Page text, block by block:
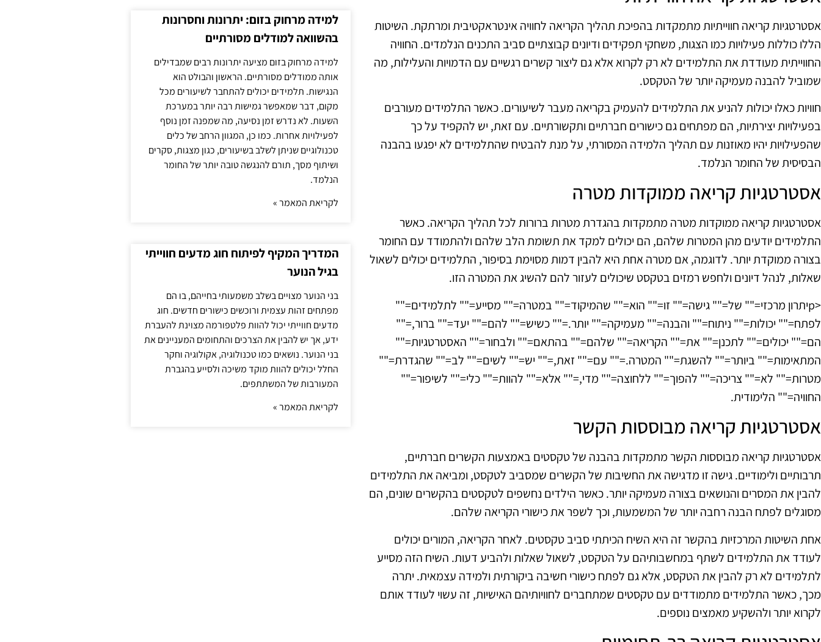
אסטרטגיות קריאה חווייתיות מתמקדות בהפיכת תהליך הקריאה לחוויה אינטראקטיבית ומרתקת. השיטות
הללו כוללות פעילויות כמו הצגות, משחקי תפקידים ודיונים קבוצתיים סביב התכנים הנלמדים. החוויה
החווייתית מעודדת את התלמידים לא רק לקרוא אלא גם ליצור קשרים רגשיים עם הדמויות והעלילות, מה
שמוביל להבנה מעמיקה יותר של הטקסט.
חוויות כאלו יכולות להניע את התלמידים להעמיק בקריאה מעבר לשיעורים. כאשר התלמידים מעורבים
בפעילויות יצירתיות, הם מפתחים גם כישורים חברתיים ותקשורתיים. עם זאת, יש להקפיד על כך
שהפעילויות יהיו מאוזנות עם תהליך הלמידה המסורתי, על מנת להבטיח שהתלמידים לא יפגעו בהבנה
הבסיסית של החומר הנלמד.
אסטרטגיות קריאה ממוקדות מטרה
אסטרטגיות קריאה ממוקדות מטרה מתמקדות בהגדרת מטרות ברורות לכל תהליך הקריאה. כאשר
התלמידים יודעים מהן המטרות שלהם, הם יכולים למקד את תשומת הלב שלהם ולהתמודד עם החומר
בצורה ממוקדת יותר. לדוגמה, אם מטרה אחת היא להבין דמות מסוימת בסיפור, התלמידים יכולים לשאול
שאלות, לנהל דיונים ולחפש רמזים בטקסט שיכולים לעזור להם להשיג את המטרה הזו.
<pיתרון מרכזי="" של="" גישה="" זו="" הוא="" שהמיקוד="" במטרה="" מסייע="" לתלמידים=""
לפתח="" יכולות="" ניתוח="" והבנה="" מעמיקה="" יותר.="" כשיש="" להם="" יעד="" ברור,=""
הם="" יכולים="" לתכנן="" את="" הקריאה="" שלהם="" בהתאם="" ולבחור="" האסטרטגיות=""
המתאימות="" ביותר="" להשגת="" המטרה.="" עם="" זאת,="" יש="" לשים="" לב="" שהגדרת=""
מטרות="" לא="" צריכה="" להפוך="" ללחוצה="" מדי,="" אלא="" להוות="" כלי="" לשיפור=""
החוויה="" הלימודית.
אסטרטגיות קריאה מבוססות הקשר
אסטרטגיות קריאה מבוססות הקשר מתמקדות בהבנה של טקסטים באמצעות הקשרים חברתיים,
תרבותיים ולימודיים. גישה זו מדגישה את החשיבות של הקשרים שמסביב לטקסט, ומביאה את התלמידים
להבין את המסרים והנושאים בצורה מעמיקה יותר. כאשר הילדים נחשפים לטקסטים בהקשרים שונים, הם
מסוגלים לפתח הבנה רחבה יותר של המשמעות, וכך לשפר את כישורי הקריאה שלהם.
אחת השיטות המרכזיות בהקשר זה היא השיח הכיתתי סביב טקסטים. לאחר הקריאה, המורים יכולים
לעודד את התלמידים לשתף במחשבותיהם על הטקסט, לשאול שאלות ולהביע דעות. השיח הזה מסייע
לתלמידים לא רק להבין את הטקסט, אלא גם לפתח כישורי חשיבה ביקורתית ולמידה עצמאית. יתרה
מכך, כאשר התלמידים מתמודדים עם טקסטים שמתחברים לחוויותיהם האישיות, זה עשוי לעודד אותם
לקרוא יותר ולהשקיע מאמצים נוספים.
למידה מרחוק בזום: יתרונות וחסרונות
בהשוואה למודלים מסורתיים
למידה מרחוק בזום מציעה יתרונות רבים שמבדילים
אותה ממודלים מסורתיים. הראשון והבולט הוא
הנגישות. תלמידים יכולים להתחבר לשיעורים מכל
מקום, דבר שמאפשר גמישות רבה יותר במערכת
השעות. לא נדרש זמן נסיעה, מה שמפנה זמן נוסף
לפעילויות אחרות. כמו כן, המגוון הרחב של כלים
טכנולוגיים שניתן לשלב בשיעורים, כגון מצגות, סקרים
ושיתוף מסך, תורם להנגשה טובה יותר של החומר
הנלמד.
לקריאת המאמר »
המדריך המקיף לפיתוח חוג מדעים חווייתי
בגיל הנוער
בני הנוער מצויים בשלב משמעותי בחייהם, בו הם
מפתחים זהות עצמית ורוכשים כישורים חדשים. חוג
מדעים חווייתי יכול להוות פלטפורמה מצוינת להעברת
ידע, אך יש להבין את הצרכים והתחומים המעניינים את
בני הנוער. נושאים כמו טכנולוגיה, אקולוגיה וחקר
החלל יכולים להוות מוקד משיכה ולסייע בהגברת
המעורבות של המשתתפים.
לקריאת המאמר »